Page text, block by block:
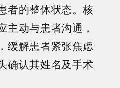
者的整体状态。核
动与患者沟通，
缓解患者紧张焦虑
确认其姓名及手术